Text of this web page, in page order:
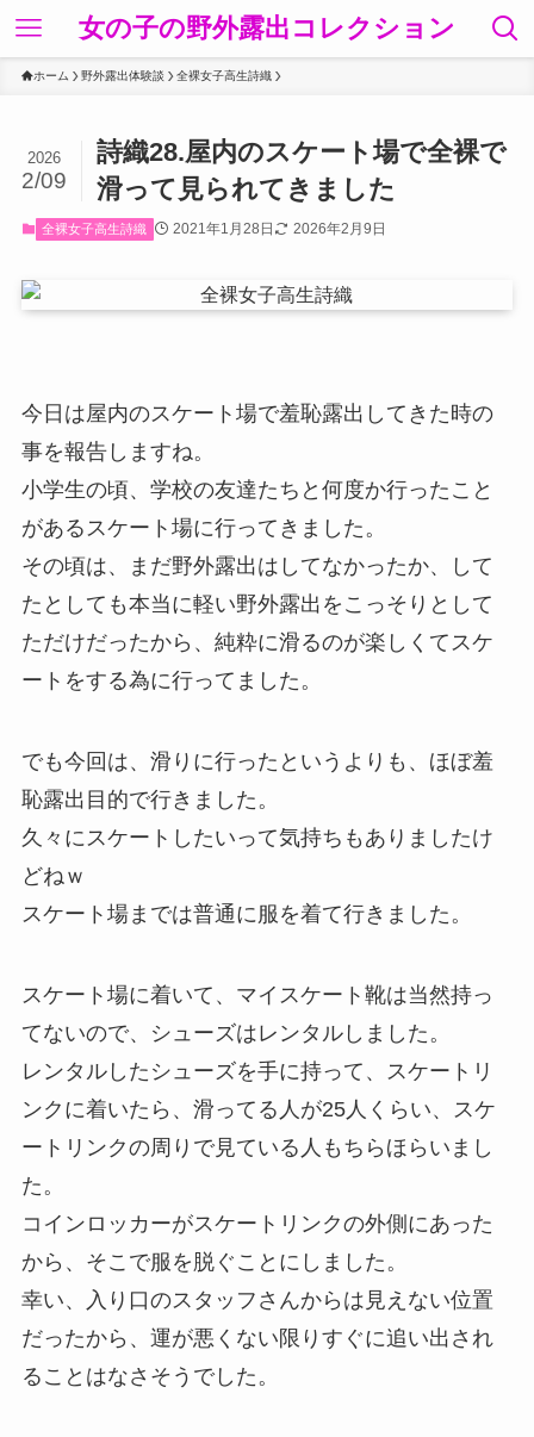
女の子の野外露出コレクション
ホーム 野外露出体験談 全裸女子高生詩織
詩織28.屋内のスケート場で全裸で
滑って見られてきました
2026
2/09
全裸女子高生詩織 2021年1月28日 2026年2月9日
今日は屋内のスケート場で羞恥露出してきた時の
事を報告しますね。
小学生の頃、学校の友達たちと何度か行ったこと
があるスケート場に行ってきました。
その頃は、まだ野外露出はしてなかったか、して
たとしても本当に軽い野外露出をこっそりとして
ただけだったから、純粋に滑るのが楽しくてスケ
ートをする為に行ってました。
でも今回は、滑りに行ったというよりも、ほぼ羞
恥露出目的で行きました。
久々にスケートしたいって気持ちもありましたけ
どねｗ
スケート場までは普通に服を着て行きました。
スケート場に着いて、マイスケート靴は当然持っ
てないので、シューズはレンタルしました。
レンタルしたシューズを手に持って、スケートリ
ンクに着いたら、滑ってる人が25人くらい、スケ
ートリンクの周りで見ている人もちらほらいまし
た。
コインロッカーがスケートリンクの外側にあった
から、そこで服を脱ぐことにしました。
幸い、入り口のスタッフさんからは見えない位置
だったから、運が悪くない限りすぐに追い出され
ることはなさそうでした。